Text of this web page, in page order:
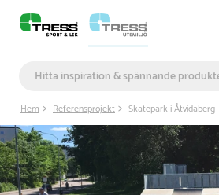
Hem Referensprojekt Skatepark i Åtvidaberg